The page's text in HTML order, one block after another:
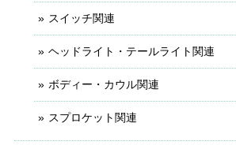
スイッチ関連
ヘッドライト・テールライト関連
ボディー・カウル関連
スプロケット関連